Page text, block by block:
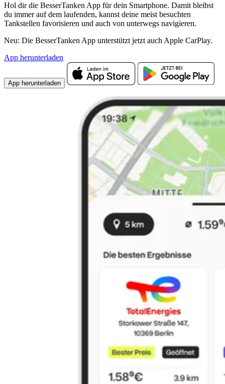
Hol dir die BesserTanken App für dein Smartphone. Damit bleibst
du immer auf dem laufenden, kannst deine meist besuchten
Tankstellen favorisieren und auch von unterwegs navigieren.
Neu: Die BesserTanken App unterstützt jetzt auch Apple CarPlay.
App herunterladen
App herunterladen